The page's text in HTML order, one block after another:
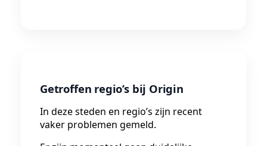
Getroffen regio’s bij Origin
In deze steden en regio’s zijn recent
vaker problemen gemeld.